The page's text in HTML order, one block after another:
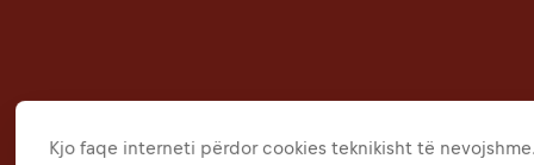
Kjo faqe interneti përdor cookies teknikisht të